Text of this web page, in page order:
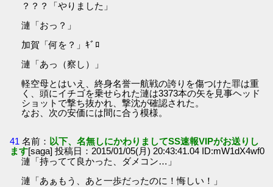
？？？「やりました」
漣「おっ？」
加賀「何を？」ｷﾞﾛ
漣「あっ（察し）」
軽空母とはいえ、終身名誉一航戦の誇りを傷つけた罪は重
く、頭にイチゴを乗せられた漣は3373本の矢を見事ヘッド
ショットで撃ち抜かれ、撃沈が確認された。
なお、次の安価には間に合う模様。
41 名前： 以下、名無しにかわりましてSS速報VIPがお送りし
ます[saga] 投稿日：2015/01/05(月) 20:43:41.04 ID:mW1dX4wf0
漣「持ってて良かった、ダメコン…」
漣「あぁもう、あと一歩だったのに！悔しい！」